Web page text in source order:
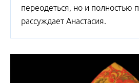
переодеться, но и полностью
рассуждает Анастасия.